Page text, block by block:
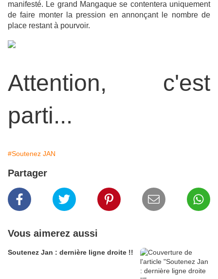
manifesté. Le grand Mangaque se contentera uniquement
de faire monter la pression en annonçant le nombre de
place restant à pourvoir.
Attention, c'est
parti...
#Soutenez JAN
Partager
Vous aimerez aussi
Soutenez Jan : dernière ligne droite !!